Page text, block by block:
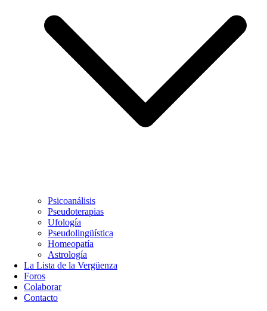
Psicoanálisis
Pseudoterapias
Ufología
Pseudolingüística
Homeopatía
Astrología
La Lista de la Vergüenza
Foros
Colaborar
Contacto